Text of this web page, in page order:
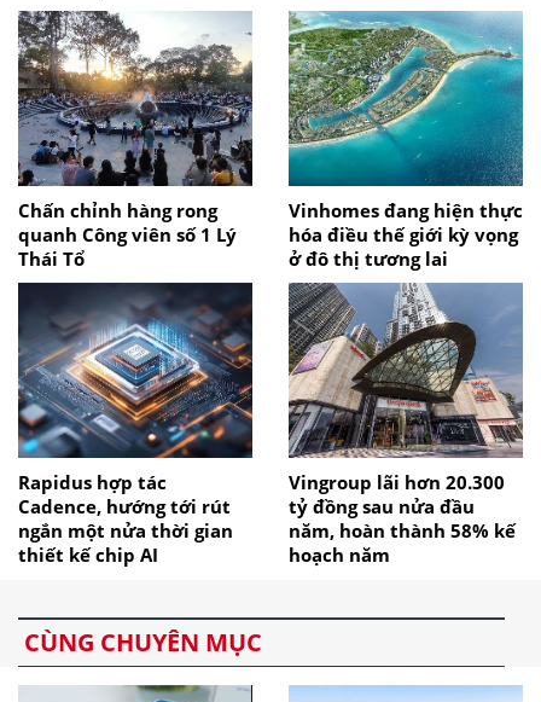
Chấn chỉnh hàng rong
quanh Công viên số 1 Lý
Thái Tổ
Vinhomes đang hiện thực
hóa điều thế giới kỳ vọng
ở đô thị tương lai
Rapidus hợp tác
Cadence, hướng tới rút
ngắn một nửa thời gian
thiết kế chip AI
Vingroup lãi hơn 20.300
tỷ đồng sau nửa đầu
năm, hoàn thành 58% kế
hoạch năm
CÙNG CHUYÊN MỤC